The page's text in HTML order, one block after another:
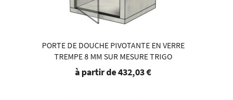
PORTE DE DOUCHE PIVOTANTE EN VERRE
TREMPE 8 MM SUR MESURE TRIGO
à partir de432,03 €